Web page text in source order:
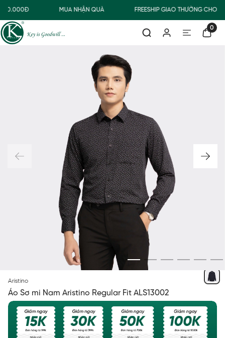
500.000Đ MUA NHẬN QUÀ FREESHIP GIAO THƯỜNG CHO
0
Aristino
Áo Sơ mi Nam Aristino Regular Fit ALS13002